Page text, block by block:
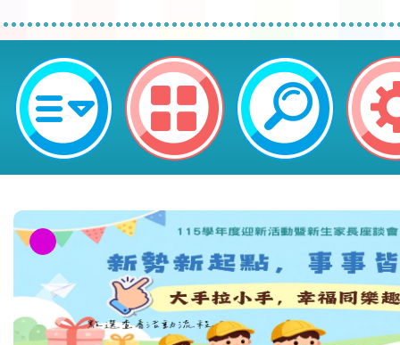
轉知社團法人桃園市野鳥學會辦理
生態寫生比賽」訊息-桃園市平鎮